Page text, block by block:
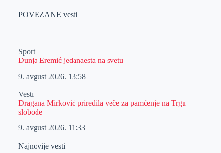
POVEZANE vesti
Sport
Dunja Eremić jedanaesta na svetu
9. avgust 2026. 13:58
Vesti
Dragana Mirković priredila veče za pamćenje na Trgu
slobode
9. avgust 2026. 11:33
Najnovije vesti